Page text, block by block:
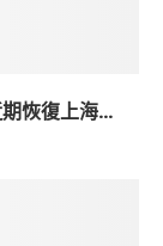
恢復上海...